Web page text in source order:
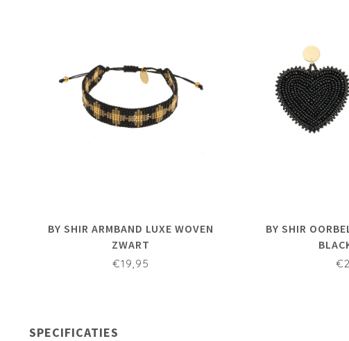
BY SHIR ARMBAND LUXE WOVEN
ZWART
€19,95
BY SHIR
SPECIFICATIES